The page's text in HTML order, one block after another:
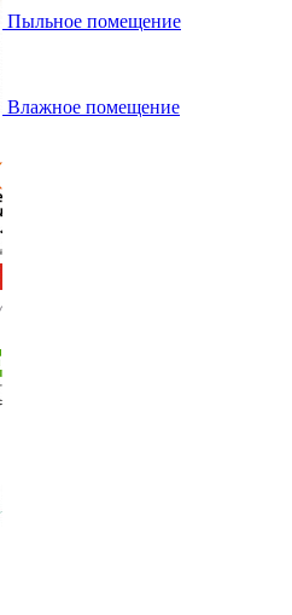
Пыльное помещение
Влажное помещение